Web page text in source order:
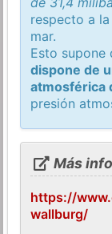
respecto a
mar.
Esto supone
dispone de
atmosférica
presión
Más
https://
wallburg/